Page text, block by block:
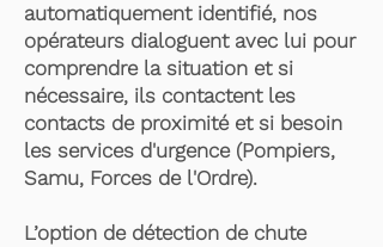
automatiquement identifié, nos
opérateurs dialoguent avec lui pour
comprendre la situation et si
nécessaire, ils contactent les
contacts de proximité et si besoin
les services d'urgence (Pompiers,
Samu, Forces de l'Ordre).
L’option de détection de chute